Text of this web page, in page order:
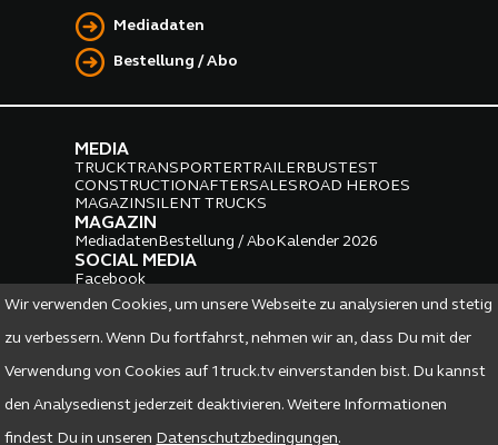
Wir verwenden Cookies, um unsere Webseite zu analysieren und stetig
zu verbessern. Wenn Du fortfahrst, nehmen wir an, dass Du mit der
Verwendung von Cookies auf 1truck.tv einverstanden bist. Du kannst
den Analysedienst jederzeit deaktivieren. Weitere Informationen
findest Du in unseren Datenschutzbedingungen.
Mediadaten
Bestellung / Abo
MEDIA
TRUCKTRANSPORTERTRAILERBUSTEST
CONSTRUCTIONAFTERSALESROAD HEROES
MAGAZINSILENT TRUCKS
MAGAZIN
MediadatenBestellung / AboKalender 2026
SOCIAL MEDIA
Facebook
Instagram LinkedIn